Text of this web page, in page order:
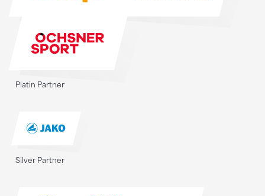
Platin Partner
Silver Partner